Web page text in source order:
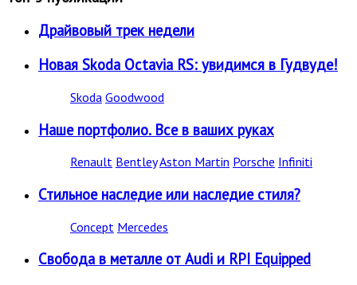
Драйвовый трек недели
Новая Skoda Octavia RS: увидимся в Гудвуде!
Skoda Goodwood
Наше портфолио. Все в ваших руках
Renault BentleyAston Martin Porsche Infiniti
Стильное наследие или наследие стиля?
Concept Mercedes
Свобода в металле от Audi и RPI Equipped